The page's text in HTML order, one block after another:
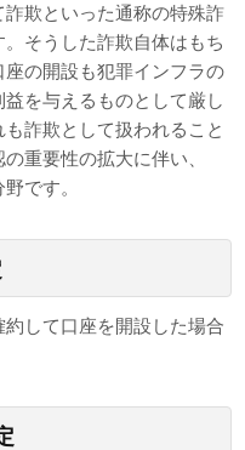
欺といった通称の特殊詐
そうした詐欺自体はもち
の開設も犯罪インフラの
を与えるものとして厳し
詐欺として扱われること
重要性の拡大に伴い、
です。
して口座を開設した場合